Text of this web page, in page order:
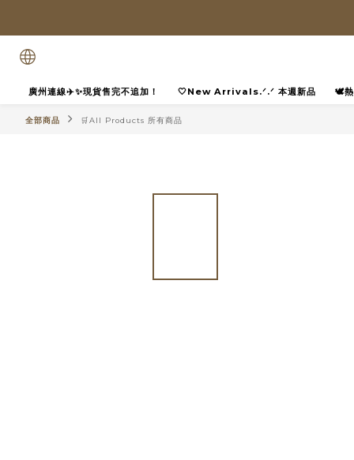
廣州連線✈️✨現貨售完不追加！ 🤍New Arrivals.ᐟ.ᐟ 本週新品 🕊️熱
全部商品 🛒All Products 所有商品